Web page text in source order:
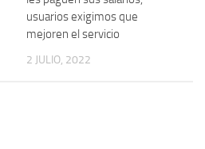
usuarios exigimos que
mejoren el servicio
2 JULIO, 2022